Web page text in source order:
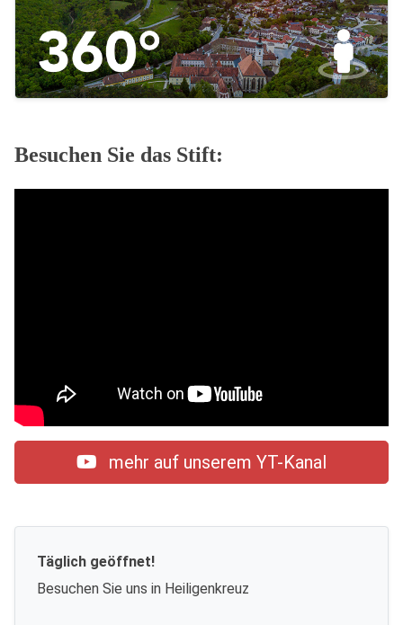
Besuchen Sie das Stift:
mehr auf unserem YT-Kanal
Täglich geöffnet!
Besuchen Sie uns in Heiligenkreuz